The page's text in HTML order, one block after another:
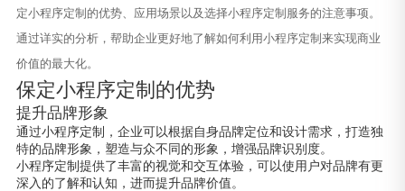
定小程序定制的优势、应用场景以及选择小程序定制服务的注意事项。
通过详实的分析，帮助企业更好地了解如何利用小程序定制来实现商业
价值的最大化。
保定小程序定制的优势
提升品牌形象
通过小程序定制，企业可以根据自身品牌定位和设计需求，打造独
特的品牌形象，塑造与众不同的形象，增强品牌识别度。
小程序定制提供了丰富的视觉和交互体验，可以使用户对品牌有更
深入的了解和认知，进而提升品牌价值。